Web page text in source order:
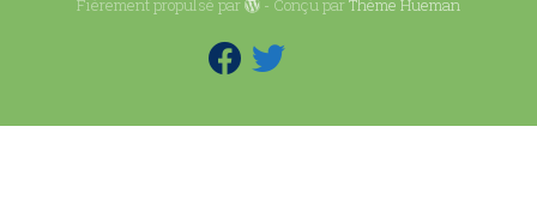
Fièrement propulsé par - Conçu parThème Hueman